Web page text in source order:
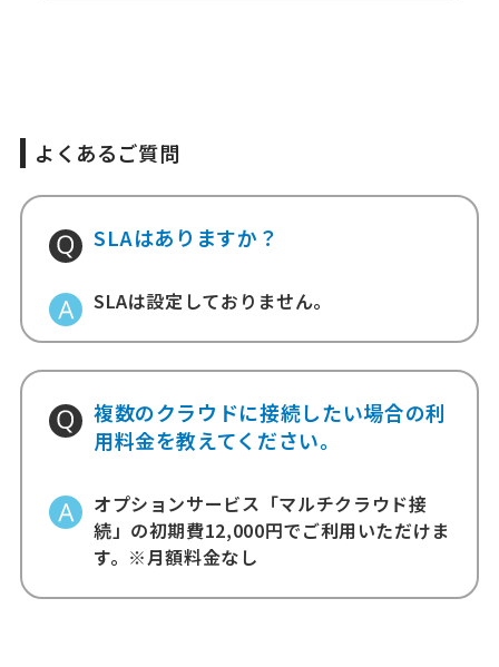
よくあるご質問
SLAはありますか？
SLAは設定しておりません。
複数のクラウドに接続したい場合の利
用料金を教えてください。
オプションサービス「マルチクラウド接
続」の初期費12,000円でご利用いただけま
す。※月額料金なし